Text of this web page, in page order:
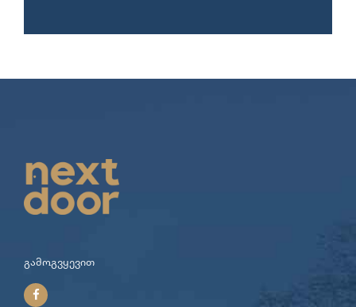
გამოგვყევით